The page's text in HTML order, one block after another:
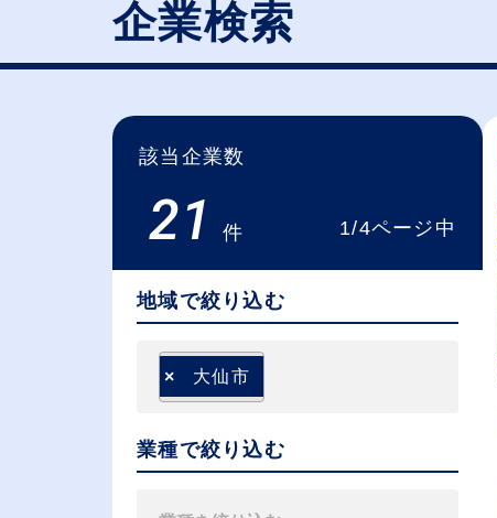
企業検索
該当企業数
21 件 1/4ページ中
地域で絞り込む
× 大仙市
業種で絞り込む